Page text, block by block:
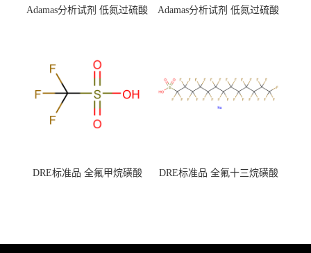
Adamas分析试剂 低氮过硫酸
（泰坦现货供应）
Adamas分析试剂 低氮过硫酸
DRE标准品 全氟甲烷磺酸
DRE标准品 全氟十三烷磺酸